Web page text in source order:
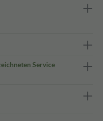
Service